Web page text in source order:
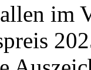
im